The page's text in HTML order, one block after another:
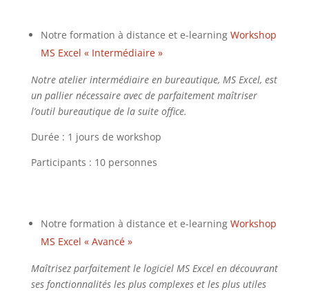
Notre formation à distance et e-learning Workshop
MS Excel « Intermédiaire »
Notre atelier intermédiaire en bureautique, MS Excel, est
un pallier nécessaire avec de parfaitement maîtriser
l’outil bureautique de la suite office.
Durée : 1 jours de workshop
Participants : 10 personnes
Notre formation à distance et e-learning Workshop
MS Excel « Avancé »
Maîtrisez parfaitement le logiciel MS Excel en découvrant
ses fonctionnalités les plus complexes et les plus utiles